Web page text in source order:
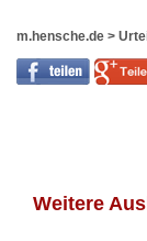
m.hensche.de >
Weitere